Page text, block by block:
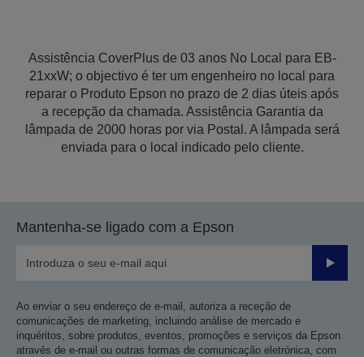
Assistência CoverPlus de 03 anos No Local para EB-
21xxW; o objectivo é ter um engenheiro no local para
reparar o Produto Epson no prazo de 2 dias úteis após
a recepção da chamada. Assistência Garantia da
lâmpada de 2000 horas por via Postal. A lâmpada será
enviada para o local indicado pelo cliente.
Mantenha-se ligado com a Epson
Enviar
Ao enviar o seu endereço de e-mail, autoriza a receção de
comunicações de marketing, incluindo análise de mercado e
inquéritos, sobre produtos, eventos, promoções e serviços da Epson
através de e-mail ou outras formas de comunicação eletrónica, com